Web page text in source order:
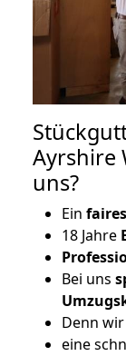
Ayrshire
uns?
Ein
18 Jahre
Bei uns
Denn
eine